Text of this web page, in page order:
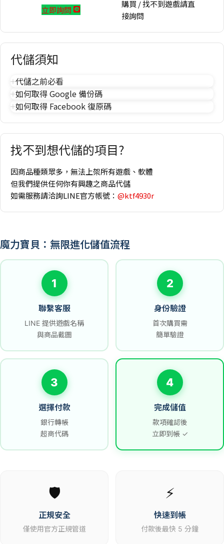
立即詢問
購買 / 找不到遊戲請直
接詢問
代儲須知
代儲之前必看
如何取得 Google 備份碼
如何取得 Facebook 復原碼
找不到想代儲的項目?
因商品種類眾多，無法上架所有遊戲、軟體
但我們提供任何你有興趣之商品代儲
如需服務請洽詢LINE官方帳號： @ktf4930r
魔力寶貝：無限進化儲值流程
1
聯繫客服
LINE 提供遊戲名稱
與商品截圖
2
身份驗證
首次購買需
簡單驗證
3
選擇付款
銀行轉帳
超商代碼
4
完成儲值
款項確認後
立即到帳 ✓
🛡️
正規安全
僅使用官方正規管道
⚡
快速到帳
付款後最快 5 分鐘